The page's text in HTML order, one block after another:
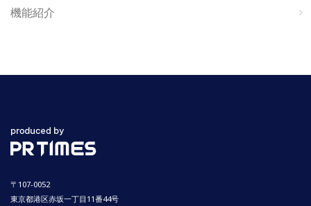
機能紹介
〒107-0052
東京都港区赤坂一丁目11番44号